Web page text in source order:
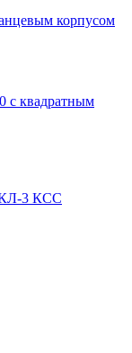
корпусом
квадратным
3 КСС